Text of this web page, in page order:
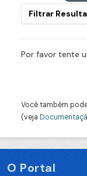
Filtrar
Por favor tente
Você também
(veja
O Portal